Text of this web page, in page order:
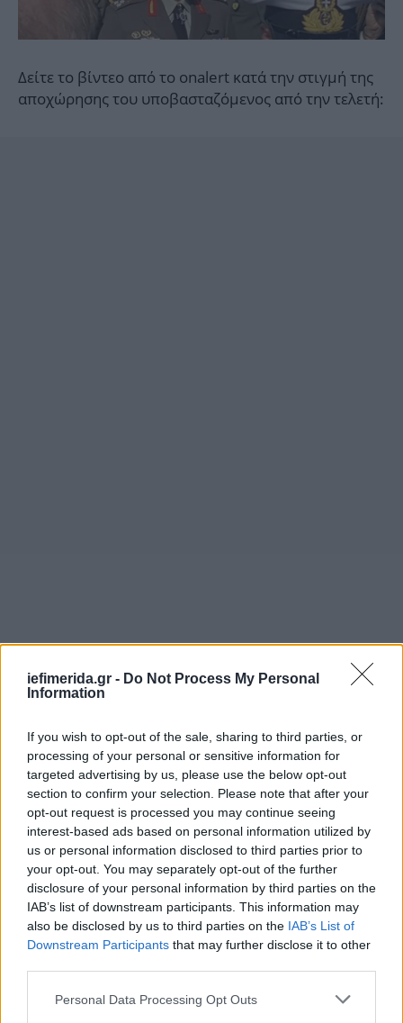
iefimerida.gr - Do Not Process My Personal
Information
If you wish to opt-out of the sale, sharing to third parties, or
processing of your personal or sensitive information for
targeted advertising by us, please use the below opt-out
section to confirm your selection. Please note that after your
opt-out request is processed you may continue seeing
interest-based ads based on personal information utilized by
us or personal information disclosed to third parties prior to
your opt-out. You may separately opt-out of the further
disclosure of your personal information by third parties on the
IAB’s list of downstream participants. This information may
also be disclosed by us to third parties on the IAB’s List of
Downstream Participants that may further disclose it to other
Please note that this website/app uses one or more Google
Personal Data Processing Opt Outs
Δείτε το βίντεο από το onalert κατά την στιγμή της
αποχώρησης του υποβασταζόμενος από την τελετή: